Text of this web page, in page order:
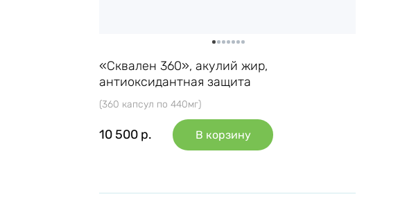
«Сквален 360», акулий жир,
антиоксидантная защита
(360 капсул по 440мг)
10 500 р. В корзину